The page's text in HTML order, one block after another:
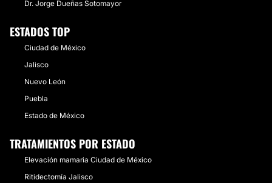
Dr. Jorge Dueñas Sotomayor
ESTADOS TOP
Ciudad de México
Jalisco
Nuevo León
Puebla
Estado de México
TRATAMIENTOS POR ESTADO
Elevación mamaria Ciudad de México
Ritidectomía Jalisco